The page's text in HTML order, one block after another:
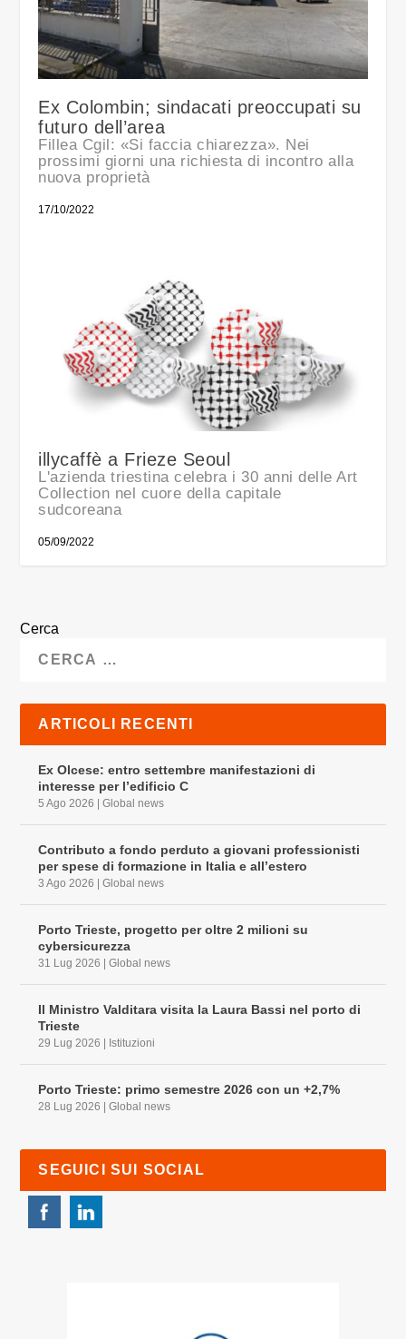
Ex Colombin; sindacati preoccupati su
futuro dell’area
Fillea Cgil: «Si faccia chiarezza». Nei
prossimi giorni una richiesta di incontro alla
nuova proprietà
17/10/2022
illycaffè a Frieze Seoul
L'azienda triestina celebra i 30 anni delle Art
Collection nel cuore della capitale
sudcoreana
05/09/2022
Cerca
ARTICOLI RECENTI
Ex Olcese: entro settembre manifestazioni di
interesse per l’edificio C
5 Ago 2026 |Global news
Contributo a fondo perduto a giovani professionisti
per spese di formazione in Italia e all’estero
3 Ago 2026 |Global news
Porto Trieste, progetto per oltre 2 milioni su
cybersicurezza
31 Lug 2026 |Global news
Il Ministro Valditara visita la Laura Bassi nel porto di
Trieste
29 Lug 2026 | Istituzioni
Porto Trieste: primo semestre 2026 con un +2,7%
28 Lug 2026 |Global news
SEGUICI SUI SOCIAL